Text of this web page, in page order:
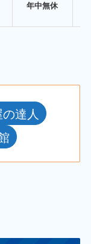
年中無休
達人